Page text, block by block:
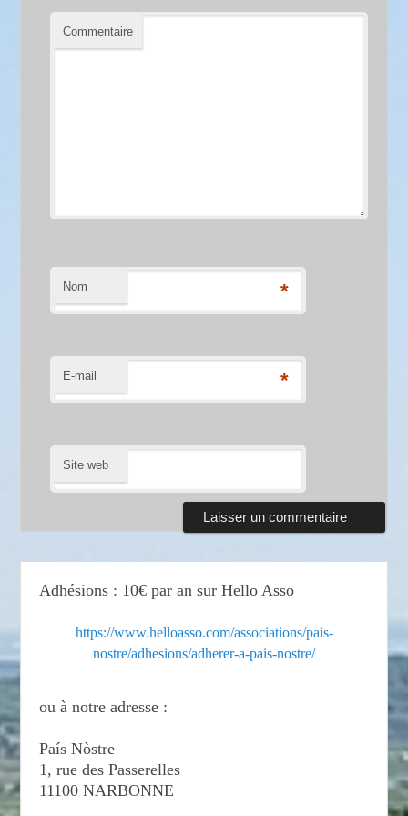
Commentaire
Nom *
E-mail *
Site web
Adhésions : 10€ par an sur Hello Asso
https://www.helloasso.com/associations/pais-
nostre/adhesions/adherer-a-pais-nostre/
ou à notre adresse :
País Nòstre
1, rue des Passerelles
11100 NARBONNE